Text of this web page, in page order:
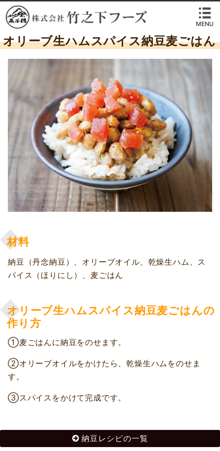
MENU
オリーブ生ハムスパイス納豆麦ごはん
材料
納豆（丹念納豆）、オリーブオイル、乾燥生ハム、ス
パイス（ほりにし）、麦ごはん
オリーブ生ハムスパイス納豆麦ごはんの
作り方
①麦ごはんに納豆をのせます。
②オリーブオイルをかけたら、乾燥生ハムをのせま
す。
③スパイスをかけて完成です。
納豆レシピの一覧